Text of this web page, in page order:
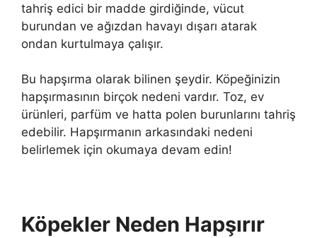
tahriş edici bir madde girdiğinde, vücut
burundan ve ağızdan havayı dışarı atarak
ondan kurtulmaya çalışır.
Bu hapşırma olarak bilinen şeydir. Köpeğinizin
hapşırmasının birçok nedeni vardır. Toz, ev
ürünleri, parfüm ve hatta polen burunlarını tahriş
edebilir. Hapşırmanın arkasındaki nedeni
belirlemek için okumaya devam edin!
Köpekler Neden Hapşırır